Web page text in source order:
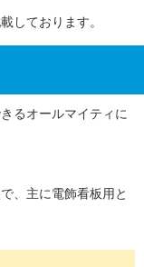
しております。
るオールマイティに
、主に電飾看板用と